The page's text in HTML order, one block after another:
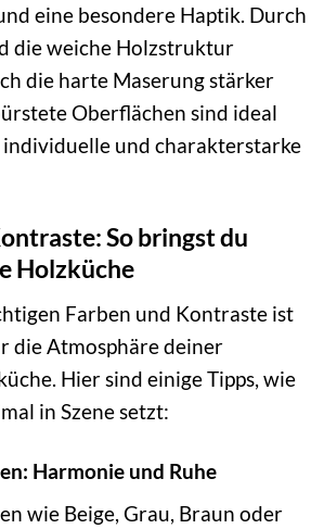
eine besondere Haptik. Durch
die weiche Holzstruktur
die harte Maserung stärker
Oberflächen sind ideal
individuelle und charakterstarke
So bringst du
Holzküche
Farben und Kontraste ist
die Atmosphäre deiner
Hier sind einige Tipps, wie
in Szene setzt:
Harmonie und Ruhe
wie Beige, Grau, Braun oder